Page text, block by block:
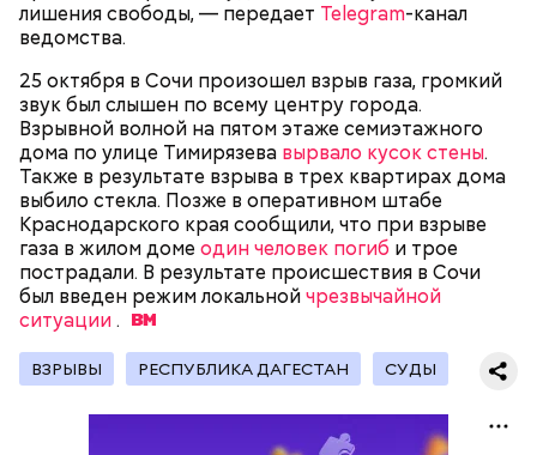
лишения свободы, — передает Telegram-канал
ведомства.
25 октября в Сочи произошел взрыв газа, громкий
звук был слышен по всему центру города.
Взрывной волной на пятом этаже семиэтажного
дома по улице Тимирязева вырвало кусок стены.
Также в результате взрыва в трех квартирах дома
выбило стекла. Позже в оперативном штабе
Краснодарского края сообщили, что при взрыве
газа в жилом доме один человек погиб и трое
пострадали. В результате происшествия в Сочи
был введен режим локальнойчрезвычайной
ситуации.
ВЗРЫВЫ РЕСПУБЛИКА ДАГЕСТАН СУДЫ
— Гасанов, являясь индивидуальным
предпринимателем, осуществлял
предпринимательскую деятельность в области
продажи и размещения рекламы в социальных
сетях. С целью сокрытия своих доходов часть
денежных средств от спонсоров розыгрышей,
покупателей различных мотивационных курсов и
прогнозов ставок на спорт Гасанов получал на
свои личные лицевые счета как физического лица, а
счета, — пояснили вмосковской прокуратуре
распределял их между еще несколькими счетами,
либопокупал на них квартиры
Первой жертвой Миссюры была его девушка.
Следующим подопытным стал друг детства
Миссюры Константин. 3 февраля того же года,
когда молодые люди ехали вместе в машине,
подозреваемый угостил приятеля морсом с
этиленгликолем. Через два дня Константин умер в
больнице.